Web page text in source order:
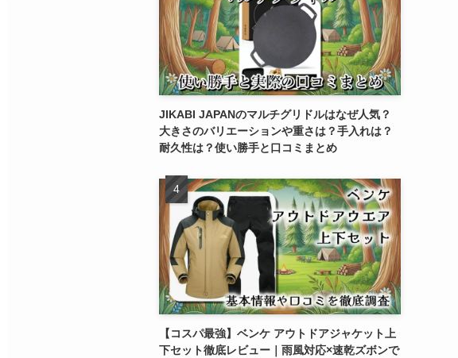
JIKABI JAPANのマルチグリドルはなぜ人気？
大きさのバリエーションや重さは？手入れは？
耐久性は？使い勝手と口コミまとめ
【コスパ最強】ベンケ アウトドアジャケット上
下セット徹底レビュー｜雨風対応×速乾ズボンで